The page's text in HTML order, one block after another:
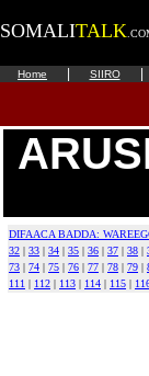
SOMALITALK
Home SIIRO
DIFAACA BADDA:
32 | 33 | 34 | 35 | 36 | 37 | 38 |
73 | 74 | 75 | 76 | 77 | 78 | 79 |
111 | 112 | 113 | 114 | 115 |